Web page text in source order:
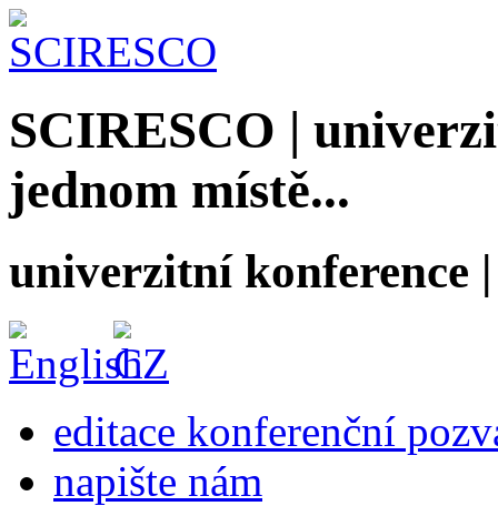
SCIRESCO |
jednom místě...
univerzitní konference
editace konferenční
napište nám